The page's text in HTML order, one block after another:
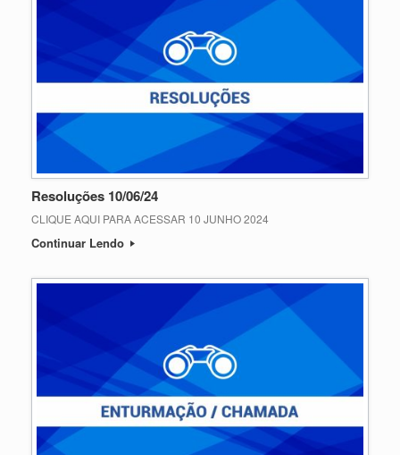
Resoluções 10/06/24
CLIQUE AQUI PARA ACESSAR 10 JUNHO 2024
Continuar Lendo